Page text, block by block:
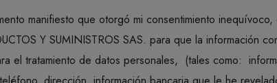
manifiesto que otorgó mi consentimiento
Y SUMINISTROS SAS. para que la información
el tratamiento de datos personales, (tales como: